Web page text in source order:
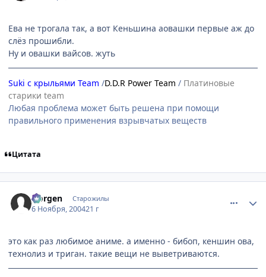
Ева не трогала так, а вот Кеньшина аовашки первые аж до
слёз прошибли.
Ну и овашки вайсов. жуть
Suki с крыльями Team /D.D.R Power Team / Платиновые
старики team
Любая проблема может быть решена при помощи
правильного применения взрывчатых веществ
Цитата
Norgen Старожилы
6 Ноября, 200421 г
это как раз любимое аниме. а именно - бибоп, кеншин ова,
технолиз и триган. такие вещи не выветриваются.